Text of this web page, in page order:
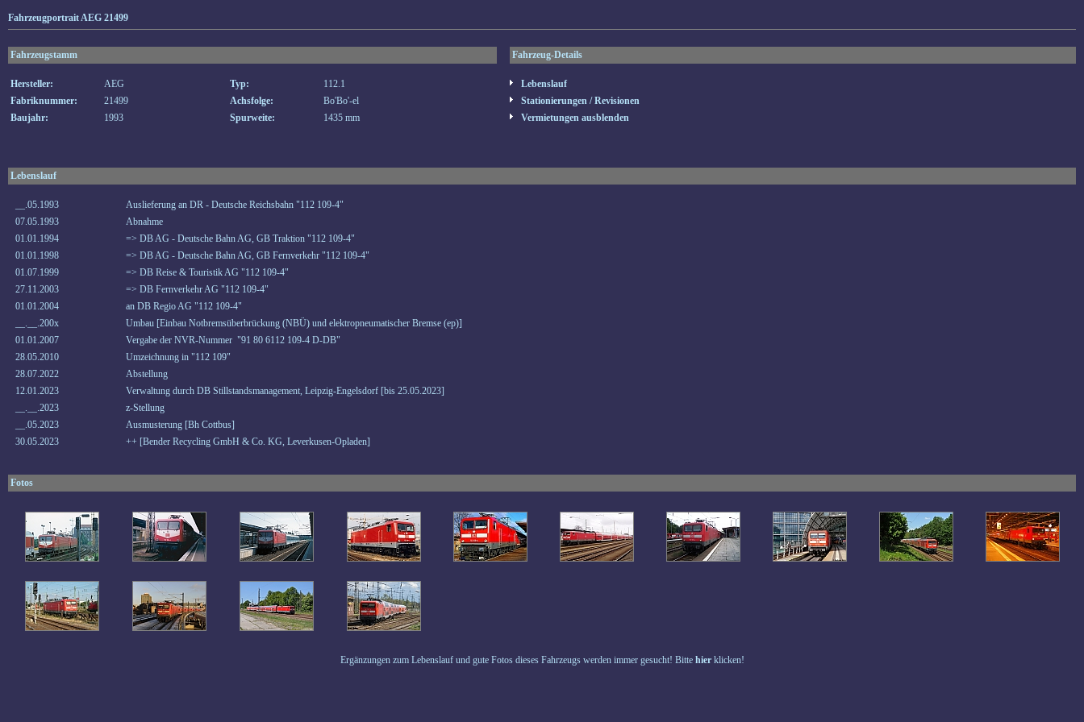
Fahrzeugportrait AEG 21499
Fahrzeugstamm Fahrzeug-Details
Hersteller: AEG Typ: 112.1
Lebenslauf
Fabriknummer:
21499 Achsfolge: Bo'Bo'-el
Stationierungen / Revisionen
Baujahr:
1993 Spurweite: 1435 mm Vermietungen ausblenden
Lebenslauf
__.05.1993
Auslieferung an DR - Deutsche Reichsbahn "112 109-4"
07.05.1993
Abnahme
01.01.1994
=> DB AG - Deutsche Bahn AG, GB Traktion "112 109-4"
01.01.1998
=> DB AG - Deutsche Bahn AG, GB Fernverkehr "112 109-4"
01.07.1999
=> DB Reise & Touristik AG "112 109-4"
27.11.2003
=> DB Fernverkehr AG "112 109-4"
01.01.2004
an DB Regio AG "112 109-4"
__.__.200x
Umbau [Einbau Notbremsüberbrückung (NBÜ) und elektropneumatischer Bremse (ep)]
01.01.2007
Vergabe der NVR-Nummer "91 80 6112 109-4 D-DB"
28.05.2010
Umzeichnung in "112 109"
28.07.2022
Abstellung
12.01.2023
Verwaltung durch DB Stillstandsmanagement, Leipzig-Engelsdorf [bis 25.05.2023]
__.__.2023
z-Stellung
__.05.2023
Ausmusterung [Bh Cottbus]
30.05.2023
++ [Bender Recycling GmbH & Co. KG, Leverkusen-Opladen]
Fotos
Ergänzungen zum Lebenslauf und gute Fotos dieses Fahrzeugs werden immer gesucht! Bitte hierklicken!